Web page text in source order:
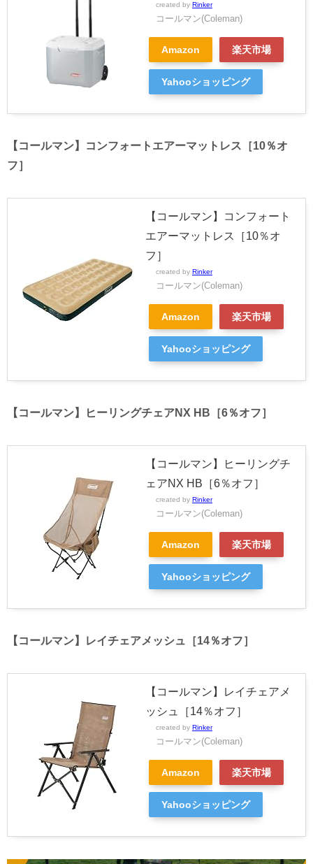
created by Rinker
コールマン(Coleman)
Amazon 楽天市場
Yahooショッピング
【コールマン】コンフォートエアーマットレス［10％オ
フ］
【コールマン】コンフォート
エアーマットレス［10％オ
フ］
created by Rinker
コールマン(Coleman)
Amazon 楽天市場
Yahooショッピング
【コールマン】ヒーリングチェアNX HB［6％オフ］
【コールマン】ヒーリングチ
ェアNX HB［6％オフ］
created by Rinker
コールマン(Coleman)
Amazon 楽天市場
Yahooショッピング
【コールマン】レイチェアメッシュ［14％オフ］
【コールマン】レイチェアメ
ッシュ［14％オフ］
created by Rinker
コールマン(Coleman)
Amazon 楽天市場
Yahooショッピング